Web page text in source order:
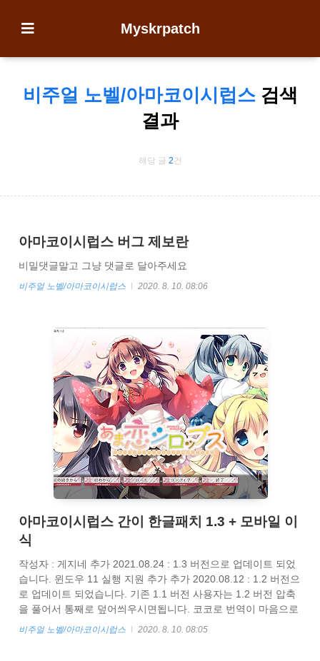
Myskrpatch
비주얼 노벨/아마코이시럽스 검색
결과
해당 글 2건
아마코이시럽스 버그 제보란
비밀댓글말고 그냥 댓글로 달아주세요
비주얼 노벨/아마코이시럽스 2020. 8. 10. 08:06
아마코이시럽스 간이 한글패치 1.3 + 모바일 이
식
작성자 : 게지네 추가 2021.08.24 : 1.3 버전으로 업데이트 되었
습니다. 윈도우 11 실행 지원 추가 추가 2020.08.12 : 1.2 버전으
로 업데이트 되었습니다. 기존 1.1 버전 사용자는 1.2 버전 압축
을 풀어서 통째로 덮어씌우시면됩니다. 코코로 번역이 마음으로
나오는걸 수정 추가 2020.08.11 : 1.1 버전으로 업데이트 되었습
비주얼 노벨/아마코이시럽스 2020. 8. 10. 08:05